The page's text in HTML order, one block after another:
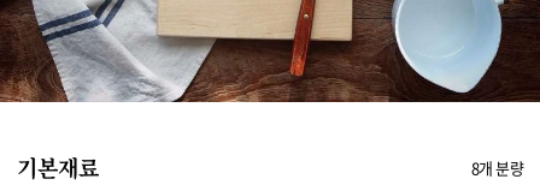
기본재료 8개 분량